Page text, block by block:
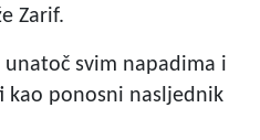
Zarif.
unatoč svim napadima i
kao ponosni nasljednik